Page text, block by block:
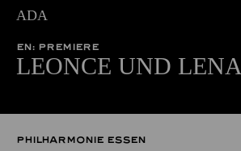
ADA
EN: PREMIERE
LEONCE UND LENA
PHILHARMONIE ESSEN